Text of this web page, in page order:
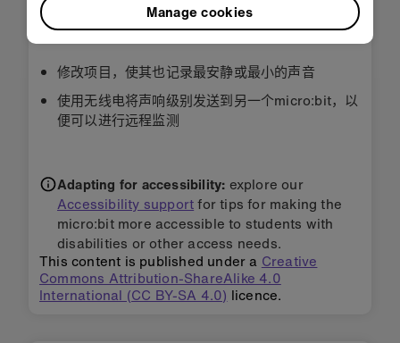
第 3 步：完善
修改项目，使其也记录最安静或最小的声音
使用无线电将声响级别发送到另一个micro:bit，以
便可以进行远程监测
Adapting for accessibility: explore our
Accessibility supportfor tips for making the
micro:bit more accessible to students with
disabilities or other access needs.
This content is published under a Creative
Commons Attribution-ShareAlike 4.0
International (CC BY-SA 4.0) licence.
Manage cookies